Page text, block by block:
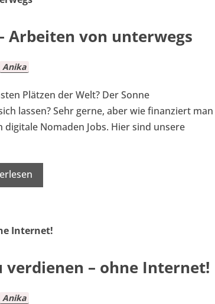
Arbeiten von unterwegs
Anika
Plätzen der Welt? Der Sonne
lassen? Sehr gerne, aber wie finanziert man
Nomaden Jobs. Hier sind unsere
verdienen – ohne Internet!
Anika